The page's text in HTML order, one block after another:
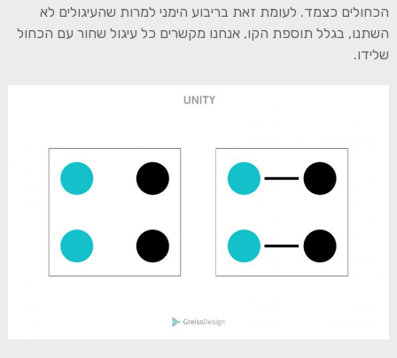
הכחולים כצמד. לעומת זאת בריבוע הימני למרות שהעיגולים לא
השתנו, בגלל תוספת הקו, אנחנו מקשרים כל עיגול שחור עם הכחול
שלידו.